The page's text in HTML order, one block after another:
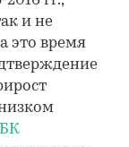
и не
это время